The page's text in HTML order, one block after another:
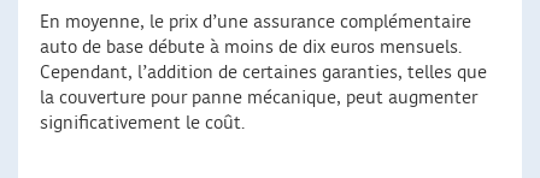
En moyenne, le prix d’une assurance complémentaire
auto de base débute à moins de dix euros mensuels.
Cependant, l’addition de certaines garanties, telles que
la couverture pour panne mécanique, peut augmenter
significativement le coût.